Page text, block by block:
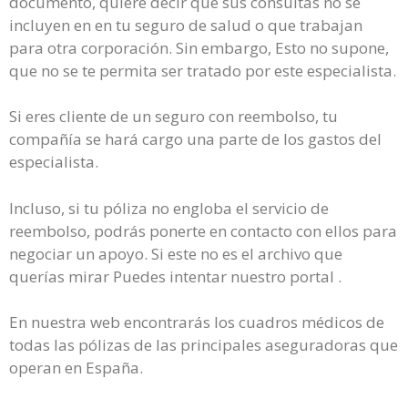
incluyen en en tu seguro de salud o que trabajan
para otra corporación. Sin embargo, Esto no supone,
que no se te permita ser tratado por este especialista.
Si eres cliente de un seguro con reembolso, tu
compañía se hará cargo una parte de los gastos del
especialista.
Incluso, si tu póliza no engloba el servicio de
reembolso, podrás ponerte en contacto con ellos para
negociar un apoyo. Si este no es el archivo que
querías mirar Puedes intentar nuestro portal .
En nuestra web encontrarás los cuadros médicos de
todas las pólizas de las principales aseguradoras que
operan en España.